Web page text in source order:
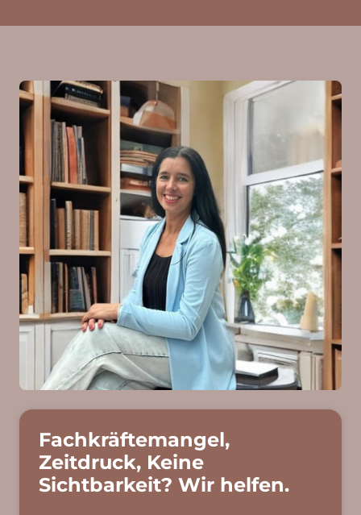
Fachkräftemangel,
Zeitdruck, Keine
Sichtbarkeit? Wir helfen.